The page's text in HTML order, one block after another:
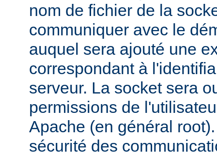
nom de fichier de la
communiquer avec le
auquel sera ajouté une
correspondant à
serveur. La socket sera
permissions de
Apache (en général
sécurité des